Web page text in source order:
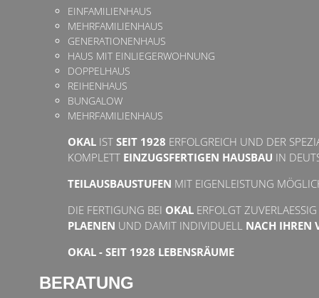
EINFAMILIENHAUS
MEHRFAMILIENHAUS
GENERATIONENHAUS
HAUS MIT EINLIEGERWOHNUNG
DOPPELHAUS
REIHENHAUS
BUNGALOW
MEHRFAMILIENHAUS
OKAL IST SEIT 1928 ERFOLGREICH UND DER
KOMPLETT EINZUGSFERTIGEN HAUSBAU IN
TEILAUSBAUSTUFEN MIT EIGENLEISTUNG
DIE FERTIGUNG BEI OKAL ERFOLGT
PLAENEN UND DAMIT INDIVIDUELL NACH IHREN
OKAL - SEIT 1928 LEBENSRÄUME
BERATUNG